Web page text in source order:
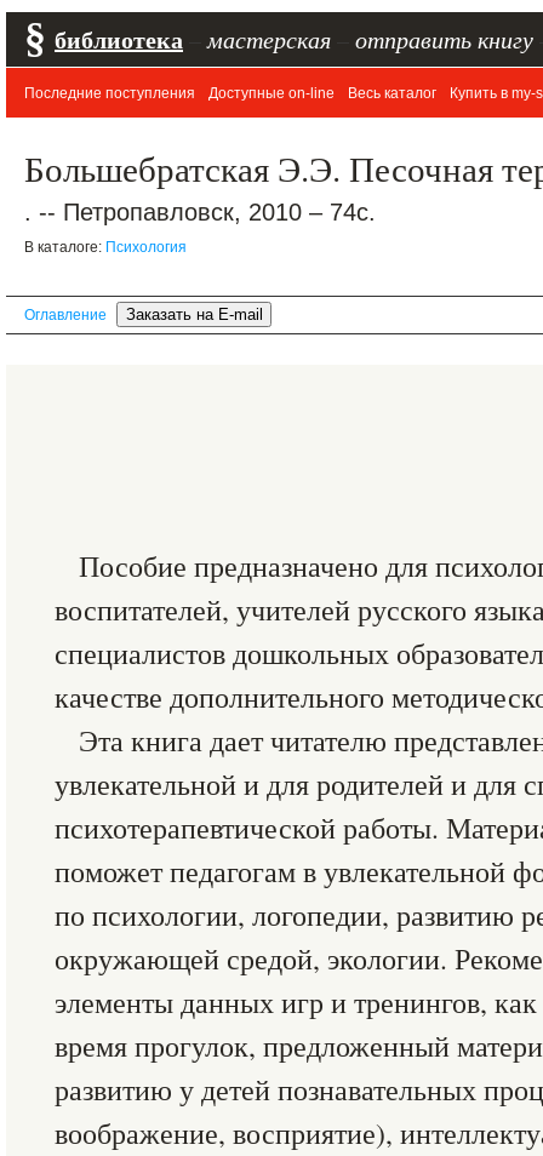
§ библиотека мастерская отправить книгу
Последние поступления Доступные on-line Весь каталог Купить в my-
Большебратская Э.Э. Песочная
. -- Петропавловск, 2010 – 74с.
В каталоге: Психология
Оглавление
Пособие предназначено для
воспитателей, учителей русского
специалистов дошкольных
качестве дополнительного
Эта книга дает читателю
увлекательной и для родителей и для
психотерапевтической работы.
поможет педагогам в увлекательной
по психологии, логопедии, развитию
окружающей средой, экологии.
элементы данных игр и тренингов, как
время прогулок, предложенный
развитию у детей познавательных
воображение, восприятие),